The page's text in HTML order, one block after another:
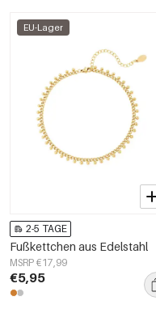
EU-Lager
2-5 TAGE
Fußkettchen aus Edelstahl
MSRP €17,99
€5,95